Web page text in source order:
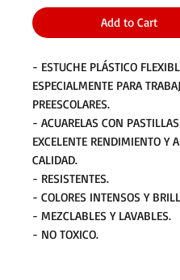
Add to Cart
- ESTUCHE PLÁSTICO
ESPECIALMENTE PARA
PREESCOLARES.
- ACUARELAS CON
EXCELENTE RENDIMIENTO Y
CALIDAD.
- RESISTENTES.
- COLORES INTENSOS Y
- MEZCLABLES Y LAVABLES.
- NO TOXICO.